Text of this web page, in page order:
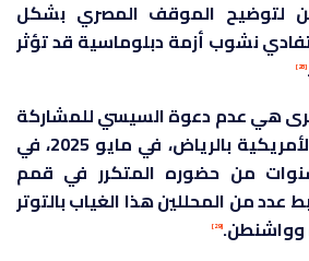
لتوضيح الموقف المصري بشكل
نشوب أزمة دبلوماسية قد تؤثر
[28]
هي عدم دعوة السيسي للمشاركة
في القمة الخليجية-الأمريكية بالرياض، في مايو 2025، في
من حضوره المتكرر في قمم
عدد من المحللين هذا الغياب بالتوتر
وواشنطن.[29]